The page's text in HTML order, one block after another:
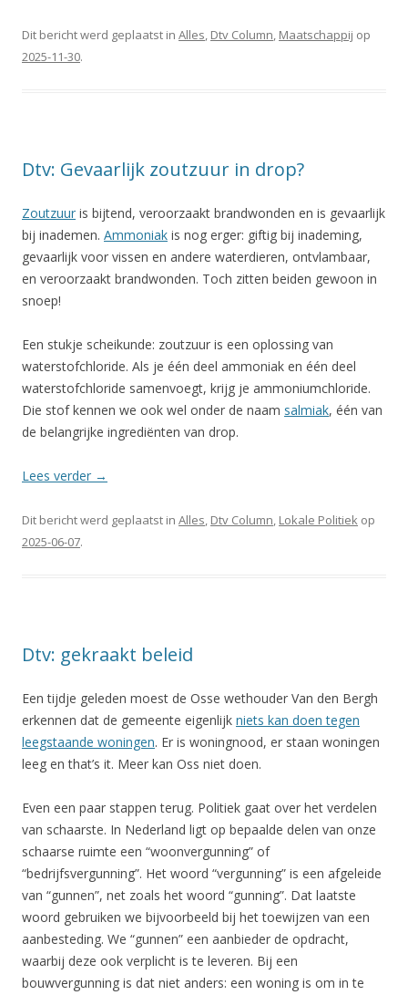
Dit bericht werd geplaatst in Alles, Dtv Column, Maatschappij op
2025-11-30.
Dtv: Gevaarlijk zoutzuur in drop?
Zoutzuur is bijtend, veroorzaakt brandwonden en is gevaarlijk
bij inademen. Ammoniak is nog erger: giftig bij inademing,
gevaarlijk voor vissen en andere waterdieren, ontvlambaar,
en veroorzaakt brandwonden. Toch zitten beiden gewoon in
snoep!
Een stukje scheikunde: zoutzuur is een oplossing van
waterstofchloride. Als je één deel ammoniak en één deel
waterstofchloride samenvoegt, krijg je ammoniumchloride.
Die stof kennen we ook wel onder de naam salmiak, één van
de belangrijke ingrediënten van drop.
Lees verder →
Dit bericht werd geplaatst in Alles, Dtv Column, Lokale Politiek op
2025-06-07.
Dtv: gekraakt beleid
Een tijdje geleden moest de Osse wethouder Van den Bergh
erkennen dat de gemeente eigenlijk niets kan doen tegen
leegstaande woningen. Er is woningnood, er staan woningen
leeg en that’s it. Meer kan Oss niet doen.
Even een paar stappen terug. Politiek gaat over het verdelen
van schaarste. In Nederland ligt op bepaalde delen van onze
schaarse ruimte een “woonvergunning” of
“bedrijfsvergunning”. Het woord “vergunning” is een afgeleide
van “gunnen”, net zoals het woord “gunning”. Dat laatste
woord gebruiken we bijvoorbeeld bij het toewijzen van een
aanbesteding. We “gunnen” een aanbieder de opdracht,
waarbij deze ook verplicht is te leveren. Bij een
bouwvergunning is dat niet anders: een woning is om in te